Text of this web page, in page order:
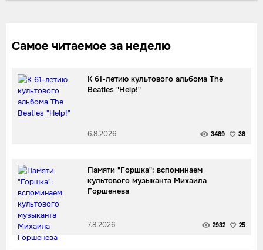
Самое читаемое за неделю
К 61-летию культового альбома The
Beatles "Help!"
6.8.2026 3489 38
Памяти "Горшка": вспоминаем
культового музыканта Михаила
Горшенева
7.8.2026 2932 25